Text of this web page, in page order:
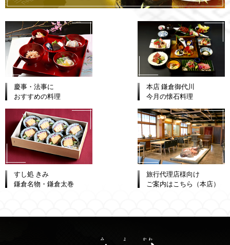
慶事・法事に
おすすめの料理
本店 鎌倉御代川
今月の懐石料理
すし処 きみ
鎌倉名物・鎌倉太巻
旅行代理店様向け
ご案内はこちら（本店）